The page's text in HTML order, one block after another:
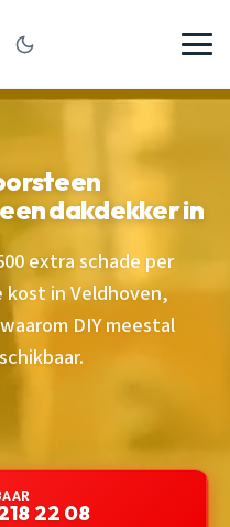
dakdekker in
extra schade per
in Veldhoven,
DIY meestal
22 08